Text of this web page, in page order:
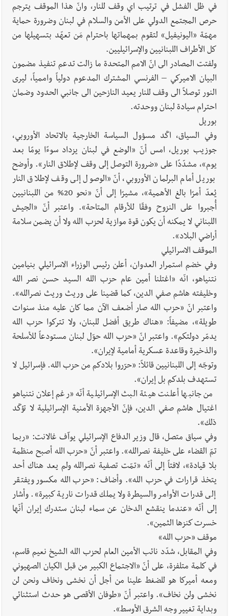
في ظل الفشل في ترتيب اي وقف للنار، وانّ هذا الموقف يترجم
حرص المجتمع الدولي على الأمن والسلام في لبنان وضرورة حماية
مهمّة «اليونيفيل» لتقوم بمهماتها باحترام مَن تعهّد بتسهيلها من
كل الأطراف اللبنانيين والإسرائيليين.
ولفتت المصادر الى انّ الامم المتحدة ما زالت تدعم تنفيذ مضمون
البيان الاميركي – الفرنسي المشترك المدعوم دولياً واممياً، ليرى
النور توصلاً الى وقف للنار يعيد النازحين الى جانبي الحدود وضمان
احترام سيادة لبنان ووحدته.
بوريل
وفي السياق، اكّد مسؤول السياسة الخارجية بالاتحاد الأوروبي،
جوزيب بوريل، امس أنّ «الوضع في لبنان يزداد سوءًا يومًا بعد
يوم»، مشدّدًا على «ضرورة التوصل إلى وقف لإطلاق النار». وأوضح
بوريل أمام البرلمان الأوروبي، أنّ «الوصول إلى وقف لإطلاق النار
يُعدّ أمرًا بالغ الأهمية»، مشيرًا إلى أنّ «نحو 20% من اللبنانيين
أُجبروا على النزوح وفقًا للأرقام المتاحة». واعتبر أنّ «الجيش
اللبناني لا يمكنه أن يكون قوة موازية لحزب الله ولا أن يضمن سلامة
أراضي البلاد».
الموقف الاسرائيلي
وفي خضم استمرار العدوان، أعلن رئيس الوزراء الاسرائيلي بنيامين
نتنياهو، انّه «اغتلنا أمين عام حزب الله السيد حسن نصر الله
وخليفته هاشم صفي الدين، كما قضينا على وريث وريث نصرالله».
واعتبر انّ «حزب الله صار أضعف الآن مما كان عليه منذ سنوات
طويلة»، مضيفاً: «هناك طريق أفضل للبنان، ولا تتركوا حزب الله
يدمّر دولتكم». واعتبر انّ «حزب الله حوّل لبنان مستودعاً للأسلحة
والذخيرة وقاعدة عسكرية أمامية لإيران».
وتوجّه إلى اللبنانيين قائلاً: «حرّروا بلادكم من حزب الله. فإسرائيل لا
تستهدف بلدكم بل إيران».
من جانبها أعلنت هيئة البث الإسرائيلية أنّه «رغم إعلان نتنياهو
اغتيال هاشم صفي الدين، فإنّ الأجهزة الأمنية الإسرائيلية لا تؤكّد
ذلك».
وفي سياق متصل، قال وزير الدفاع الإسرائيلي يوآف غالانت: «ربما
تمّ القضاء على خليفة نصرالله». واعتبر أنّ «حزب الله أصبح منظمة
بلا قيادة»، لافتاً إلى أنّه «تمّت تصفية نصرالله ولم يعد هناك أحد
يتخذ قرارات في حزب الله». وأضاف: «حزب الله مكسور ويفتقر
إلى قدرات الأوامر والسيطرة ولا يملك قدرات نارية كبيرة». وأشار
إلى أنّه «عندما ينقشع الدخان عن سماء لبنان ستدرك إيران أنّها
خسرت كنزها الثمين».
موقف «حزب الله»
وفي المقابل، شدّد نائب الأمين العام لحزب الله الشيخ نعيم قاسم،
في كلمة متلفزة، على أنّ «الاجتماع الكبير من قبل الكيان الصهيوني
ومعه أميركا هو للضغط علينا من أجل أن نخشى ونخاف ونحن لن
نخشى ولن نخاف». واعتبر أنّ «طوفان الأقصى هو حدث استثنائي
وبداية تغيير وجه الشرق الأوسط».